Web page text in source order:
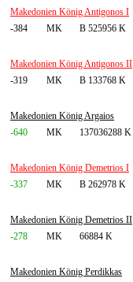
Makedonien König Antigonos I
-384
MK B 525956 K
Makedonien König Antigonos II
-319
MK B 133768 K
Makedonien König Argaios
-640
MK 137036288 K
Makedonien König Demetrios I
-337
MK B 262978 K
Makedonien König Demetrios II
-278
MK 66884 K
Makedonien König Perdikkas